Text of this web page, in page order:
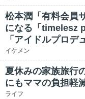
松本潤「有料会員
になる「timelesz
「アイドルプロデ
イケメン
夏休みの家族旅行
にもママの負担軽
ライフ